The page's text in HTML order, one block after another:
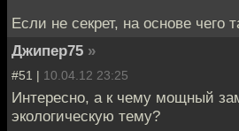
Если не секрет, на основе чего
Джипер75 »
#51 | 10.04.12 23:25
Интересно, а к чему мощный
экологическую тему?